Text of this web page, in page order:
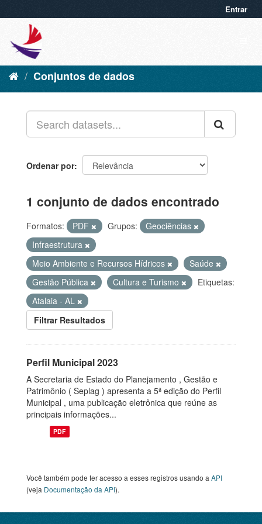
Entrar
Conjuntos de dados
Ordenar por
1 conjunto de dados encontrado
Formatos: PDF Grupos:
Geociências
Infraestrutura
Meio Ambiente e Recursos Hídricos
Saúde
Gestão Pública
Cultura e Turismo
Etiquetas:
Atalaia - AL
Filtrar Resultados
Perfil Municipal 2023
A Secretaria de Estado do Planejamento , Gestão e
Patrimônio ( Seplag ) apresenta a 5ª edição do Perfil
Municipal , uma publicação eletrônica que reúne as
principais informações...
PDF
Você também pode ter acesso a esses registros usando a API
(veja Documentação da API).